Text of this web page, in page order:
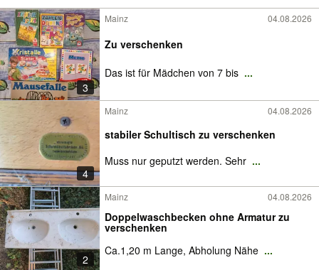
3
Mainz 04.08.2026
Zu verschenken
Das ist für Mädchen von 7 bis ...
4
Mainz 04.08.2026
stabiler Schultisch zu verschenken
Muss nur geputzt werden. Sehr ...
2
Mainz 04.08.2026
Doppelwaschbecken ohne Armatur zu
verschenken
Ca.1,20 m Lange, Abholung Nähe ...